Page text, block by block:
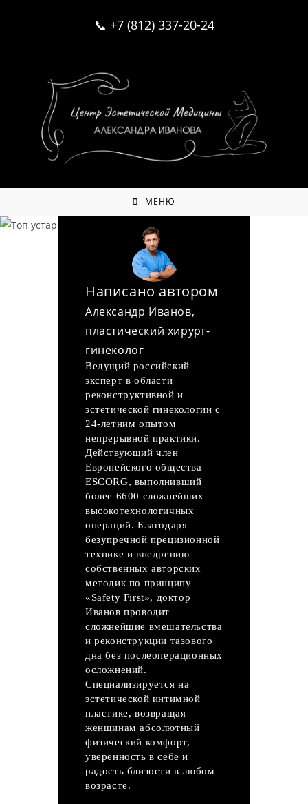
📞 +7 (812) 337-20-24
МЕНЮ
Это уже не модно:
бьюти-методов
Написано автором
Александр Иванов,
пластический хирург-
гинеколог
Ведущий российский
эксперт в области
реконструктивной и
эстетической гинекологии с
24-летним опытом
непрерывной практики.
Действующий член
Европейского общества
ESCORG, выполнивший
более 6600 сложнейших
высокотехнологичных
операций. Благодаря
безупречной прецизионной
технике и внедрению
собственных авторских
методик по принципу
«Safety First», доктор
Иванов проводит
сложнейшие вмешательства
и реконструкции тазового
дна без послеоперационных
осложнений.
Специализируется на
эстетической интимной
пластике, возвращая
женщинам абсолютный
физический комфорт,
уверенность в себе и
радость близости в любом
возрасте.